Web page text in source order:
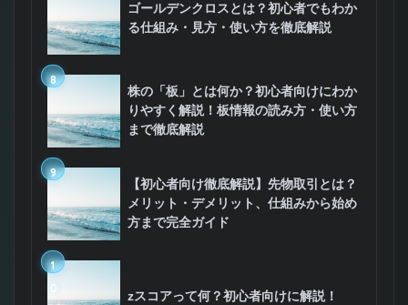
ゴールデンクロスとは？初心者でもわか
る仕組み・見方・使い方を徹底解説
8
株の「板」とは何か？初心者向けにわか
りやすく解説！板情報の読み方・使い方
まで徹底解説
9
【初心者向け徹底解説】先物取引とは？
メリット・デメリット、仕組みから始め
方まで完全ガイド
1
0
zスコアって何？初心者向けに解説！